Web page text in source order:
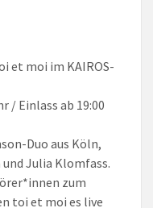
et moi im KAIROS-
/ Einlass ab 19:00
Duo aus Köln,
Julia Klomfass.
zum
toi et moi es live